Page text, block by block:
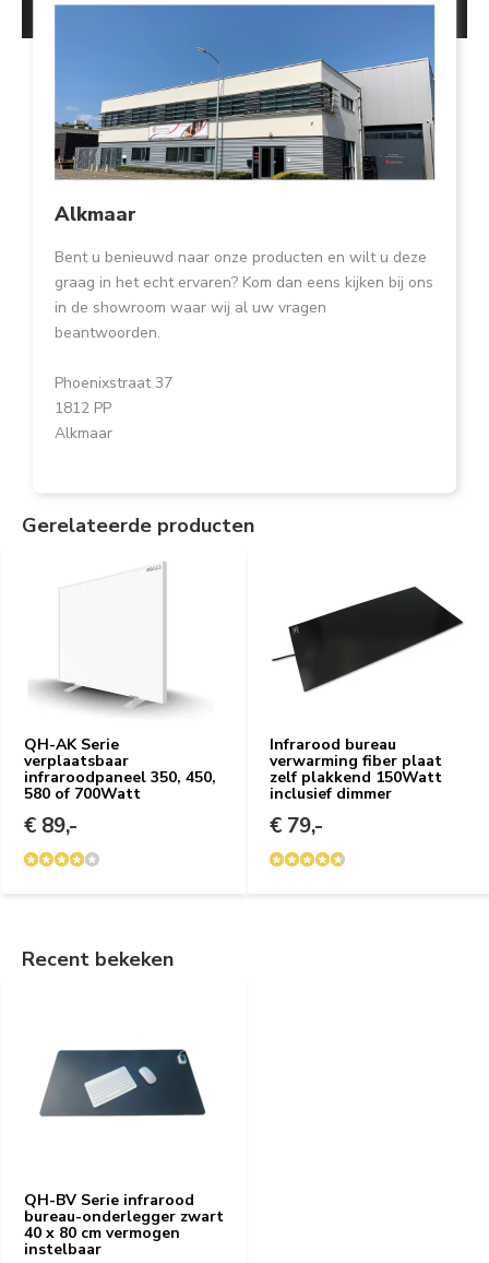
Alkmaar
Bent u benieuwd naar onze producten en wilt u deze
graag in het echt ervaren? Kom dan eens kijken bij ons
in de showroom waar wij al uw vragen
beantwoorden.
Phoenixstraat 37
1812 PP
Alkmaar
Gerelateerde producten
QH-AK Serie
verplaatsbaar
infraroodpaneel 350, 450,
580 of 700Watt
€ 89,-
Infrarood bureau
verwarming fiber plaat
zelf plakkend 150Watt
inclusief dimmer
€ 79,-
Recent bekeken
QH-BV Serie infrarood
bureau-onderlegger zwart
40 x 80 cm vermogen
instelbaar